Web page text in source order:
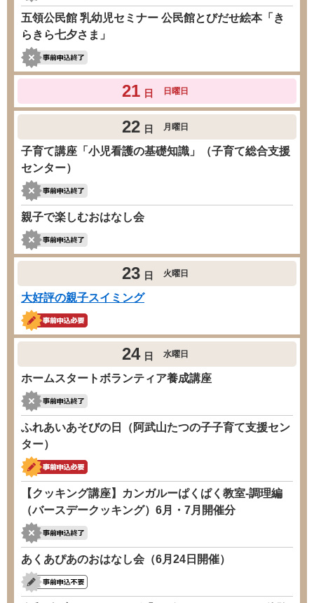
五領公民館 乳幼児セミナー 公民館とびだせ絵本「き
らきら七夕さま」
21 日 日曜日
22 日 月曜日
子育て講座「小児看護の基礎知識」（子育て総合支援
センター）
親子で楽しむおはなし会
23 日 火曜日
大好評の親子スイミング
24 日 水曜日
ホームスタートボランティア養成講座
ふれあいあそびの日（阿武山たつの子子育て支援セン
ター）
【クッキング講座】カンガルーぱくぱく教室-調理編
（バースデークッキング）6月・7月開催分
あくあぴあのおはなし会（6月24日開催）